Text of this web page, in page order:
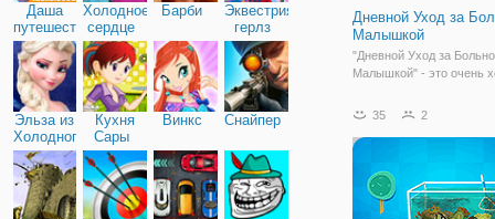
Даша
путешественница
Холодное
сердце
Барби
Эквестрия
герлз
Эльза из
Холодного
сердца
Кухня
Сары
Винкс Снайпер
Дневной Уход за
Малышкой
"Дневной Уход за
Малышкой" - это очень
заботиться о своих
вы познакомитесь с
Малышка
35 2